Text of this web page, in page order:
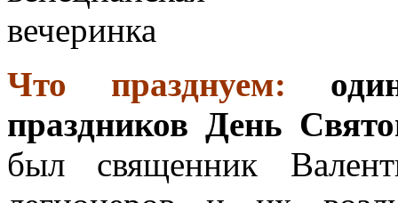
Что празднуем:
праздников День
был священник